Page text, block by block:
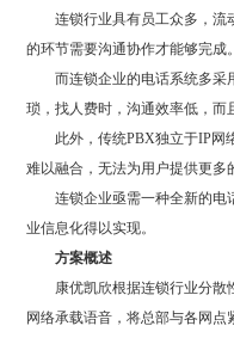
连锁行业具有员工众多，流
的环节需要沟通协作才能够完成。
而连锁企业的电话系统多采
琐，找人费时，沟通效率低，而
此外，传统PBX独立于IP网
难以融合，无法为用户提供更多
连锁企业亟需一种全新的电
业信息化得以实现。
方案概述
康优凯欣根据连锁行业分散
网络承载语音，将总部与各网点